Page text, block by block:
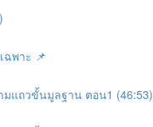
ฉพาะ 📌
มแถวขั้นมูลฐาน ตอน1 (46:53)